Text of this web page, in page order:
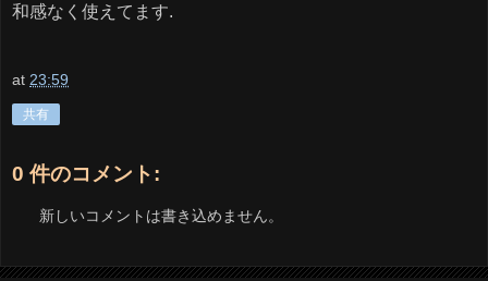
和感なく使えてます.
at 23:59
共有
0 件のコメント:
新しいコメントは書き込めません。